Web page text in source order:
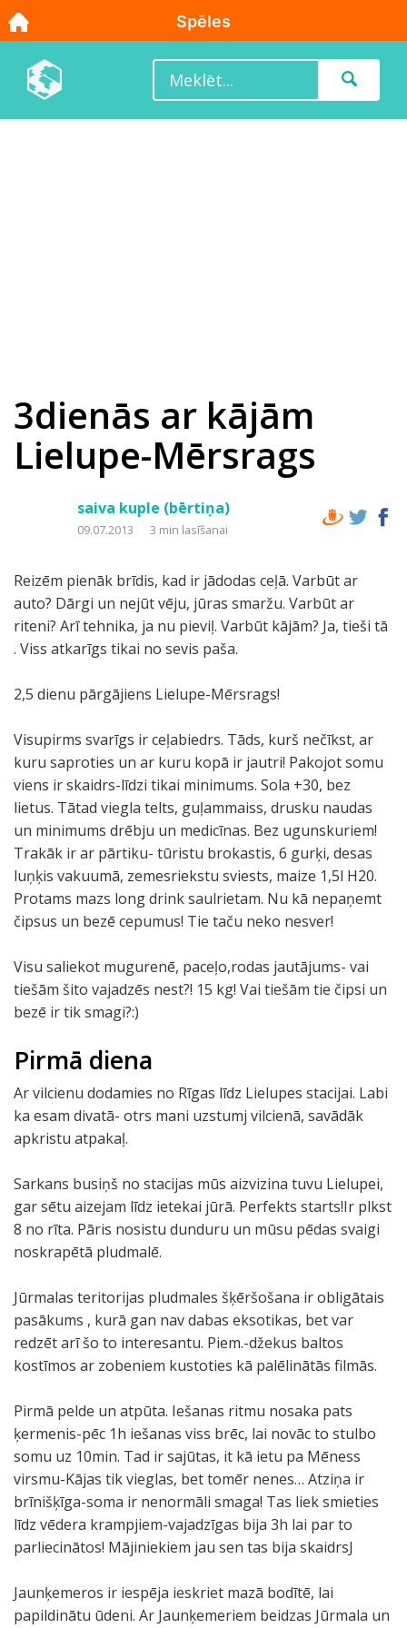
3dienās ar kājām
Lielupe-Mērsrags
saiva kuple (bērtiņa)
09.07.2013 3 min lasīšanai
Reizēm pienāk brīdis, kad ir jādodas ceļā. Varbūt ar
auto? Dārgi un nejūt vēju, jūras smaržu. Varbūt ar
riteni? Arī tehnika, ja nu pieviļ. Varbūt kājām? Ja, tieši tā
. Viss atkarīgs tikai no sevis paša.
2,5 dienu pārgājiens Lielupe-Mērsrags!
Visupirms svarīgs ir ceļabiedrs. Tāds, kurš nečīkst, ar
kuru saproties un ar kuru kopā ir jautri! Pakojot somu
viens ir skaidrs-līdzi tikai minimums. Sola +30, bez
lietus. Tātad viegla telts, guļammaiss, drusku naudas
un minimums drēbju un medicīnas. Bez ugunskuriem!
Trakāk ir ar pārtiku- tūristu brokastis, 6 gurķi, desas
luņķis vakuumā, zemesriekstu sviests, maize 1,5l H20.
Protams mazs long drink saulrietam. Nu kā nepaņemt
čipsus un bezē cepumus! Tie taču neko nesver!
Visu saliekot mugurenē, paceļo,rodas jautājums- vai
tiešām šito vajadzēs nest?! 15 kg! Vai tiešām tie čipsi un
bezē ir tik smagi?:)
Pirmā diena
Ar vilcienu dodamies no Rīgas līdz Lielupes stacijai. Labi
ka esam divatā- otrs mani uzstumj vilcienā, savādāk
apkristu atpakaļ.
Sarkans busiņš no stacijas mūs aizvizina tuvu Lielupei,
gar sētu aizejam līdz ietekai jūrā. Perfekts starts!Ir plkst
8 no rīta. Pāris nosistu dunduru un mūsu pēdas svaigi
noskrapētā pludmalē.
Jūrmalas teritorijas pludmales šķēršošana ir obligātais
pasākums , kurā gan nav dabas eksotikas, bet var
redzēt arī šo to interesantu. Piem.-džekus baltos
kostīmos ar zobeniem kustoties kā palēlinātās filmās.
Pirmā pelde un atpūta. Iešanas ritmu nosaka pats
ķermenis-pēc 1h iešanas viss brēc, lai novāc to stulbo
somu uz 10min. Tad ir sajūtas, it kā ietu pa Mēness
virsmu-Kājas tik vieglas, bet tomēr nenes… Atziņa ir
brīnišķīga-soma ir nenormāli smaga! Tas liek smieties
līdz vēdera krampjiem-vajadzīgas bija 3h lai par to
parliecinātos! Mājiniekiem jau sen tas bija skaidrsJ
Jaunķemeros ir iespēja ieskriet mazā bodītē, lai
papildinātu ūdeni. Ar Jaunķemeriem beidzas Jūrmala un